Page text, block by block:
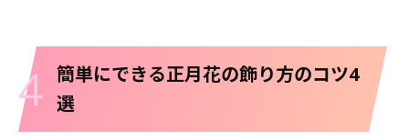
4 簡単にできる正月花の飾り方のコツ4
選